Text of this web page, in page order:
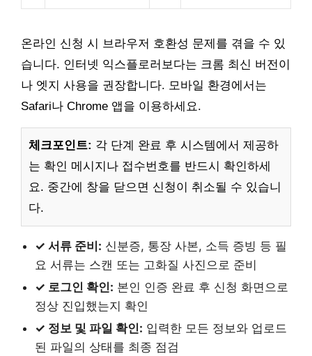
온라인 신청 시 브라우저 호환성 문제를 겪을 수 있
습니다. 인터넷 익스플로러보다는 크롬 최신 버전이
나 엣지 사용을 권장합니다. 모바일 환경에서는
Safari나 Chrome 앱을 이용하세요.
체크포인트: 각 단계 완료 후 시스템에서 제공하
는 확인 메시지나 접수번호를 반드시 확인하세
요. 중간에 창을 닫으면 신청이 취소될 수 있습니
다.
✓ 서류 준비: 신분증, 통장 사본, 소득 증빙 등 필
요 서류는 스캔 또는 고화질 사진으로 준비
✓ 로그인 확인: 본인 인증 완료 후 신청 화면으로
정상 진입했는지 확인
✓ 정보 및 파일 확인: 입력한 모든 정보와 업로드
된 파일의 상태를 최종 점검